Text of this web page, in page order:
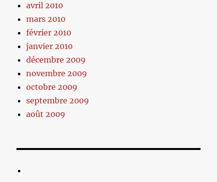
avril 2010
mars 2010
février 2010
janvier 2010
décembre 2009
novembre 2009
octobre 2009
septembre 2009
août 2009